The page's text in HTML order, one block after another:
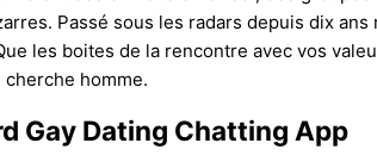
Passé sous les radars depuis dix
les boites de la rencontre avec vos
homme.
Gay Dating Chatting App